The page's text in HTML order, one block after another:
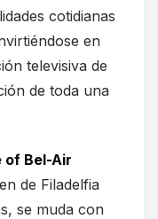
cotidianas
en
televisiva de
de toda una
of Bel-Air
de Filadelfia
se muda con